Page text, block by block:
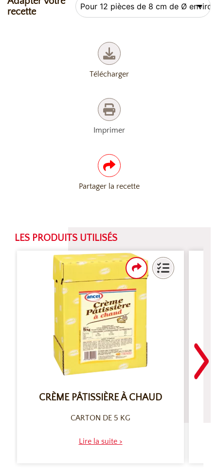
recette
Télécharger
Imprimer
Partager la recette
LES PRODUITS UTILISÉS
CRÈME PÂTISSIÈRE À CHAUD
CARTON DE 5 KG
Lire la suite >